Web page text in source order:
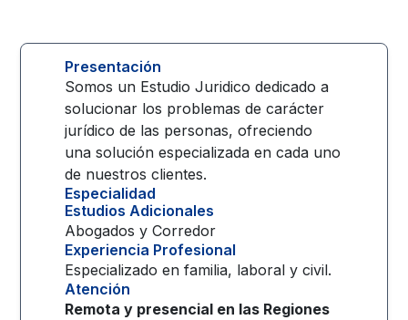
Presentación
Somos un Estudio Juridico dedicado a
solucionar los problemas de carácter
jurídico de las personas, ofreciendo
una solución especializada en cada uno
de nuestros clientes.
Especialidad
Estudios Adicionales
Abogados y Corredor
Experiencia Profesional
Especializado en familia, laboral y civil.
Atención
Remota y presencial en las Regiones